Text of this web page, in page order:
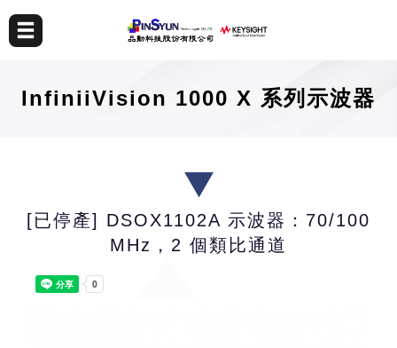
InfiniiVision 1000 X 系列示波器
[已停產] DSOX1102A 示波器：70/100
MHz，2 個類比通道